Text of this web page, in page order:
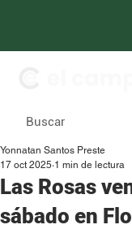
Las Rosas
sábado en
Yonnatan Santos Preste
17 oct 2025 1 min de lectura